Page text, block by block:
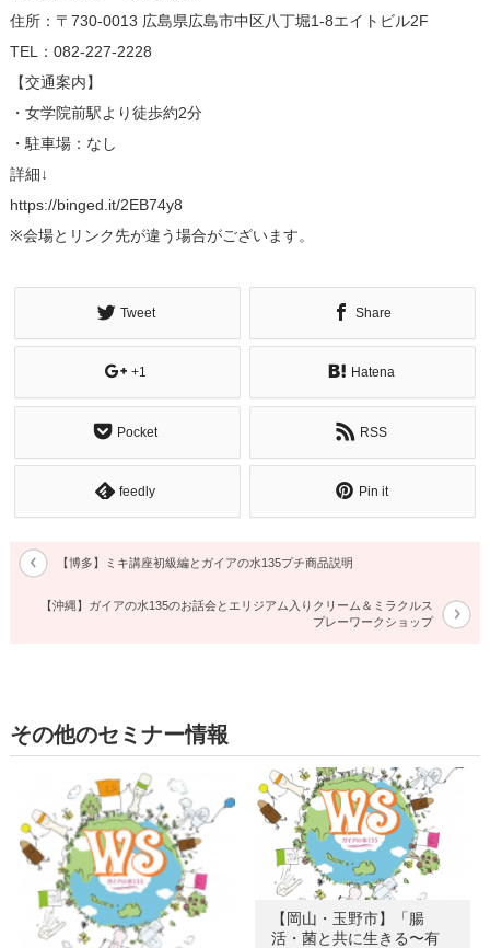
住所：〒730-0013 広島県広島市中区八丁堀1-8エイトビル2F
TEL：082-227-2228
【交通案内】
・女学院前駅より徒歩約2分
・駐車場：なし
詳細↓
https://binged.it/2EB74y8
※会場とリンク先が違う場合がございます。
Tweet Share
+1 Hatena
Pocket RSS
feedly Pin it
【博多】ミキ講座初級編とガイアの水135プチ商品説明
【沖縄】ガイアの水135のお話会とエリジアム入りクリーム＆ミラクルス
プレーワークショップ
その他のセミナー情報
【岡山・玉野市】「腸
活・菌と共に生きる〜有